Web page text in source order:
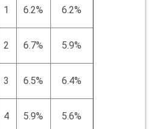
1 6.2% 6.2%
2 6.7% 5.9%
3 6.5% 6.4%
4 5.9% 5.6%